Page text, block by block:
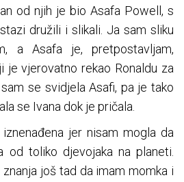
od njih je bio Asafa Powell, s
družili i slikali. Ja sam sliku
a Asafa je, pretpostavljam,
je vjerovatno rekao Ronaldu za
se svidjela Asafi, pa je tako
se Ivana dok je pričala.
jer nisam mogla da
od toliko djevojaka na planeti.
još tad da imam momka i